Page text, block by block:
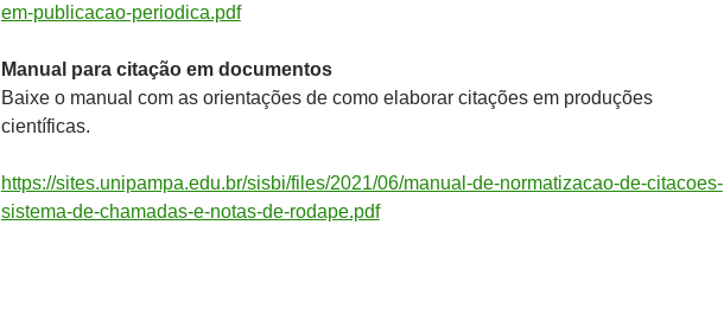
em-publicacao-periodica.pdf
Manual para citação em documentos
Baixe o manual com as orientações de como elaborar citações em produções
científicas.
https://sites.unipampa.edu.br/sisbi/files/2021/06/manual-de-normatizacao-de-citacoes-
sistema-de-chamadas-e-notas-de-rodape.pdf